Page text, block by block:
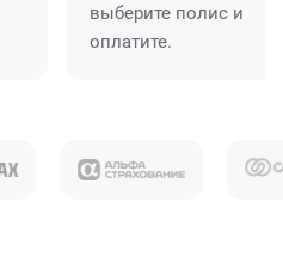
выберите полис и
оплатите.